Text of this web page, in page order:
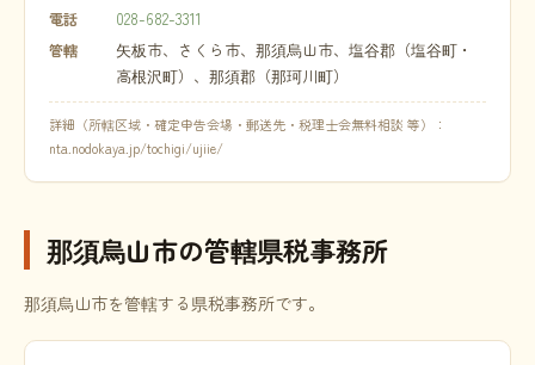
電話 028-682-3311
管轄
矢板市、さくら市、那須烏山市、塩谷郡（塩谷町・
高根沢町）、那須郡（那珂川町）
詳細（所轄区域・確定申告会場・郵送先・税理士会無料相談 等）：
nta.nodokaya.jp/tochigi/ujiie/
那須烏山市の管轄県税事務所
那須烏山市を管轄する県税事務所です。